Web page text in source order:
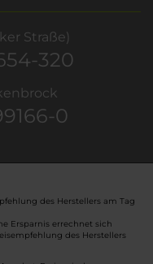
Straße)
320
0
des Herstellers am Tag
Ersparnis errechnet sich
des Herstellers